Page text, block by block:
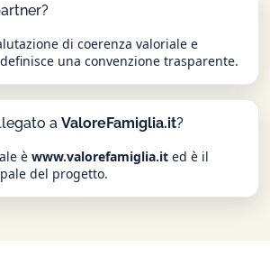
di coerenza valoriale e
una convenzione trasparente.
a ValoreFamiglia.it?
è www.valorefamiglia.it ed è il
del progetto.